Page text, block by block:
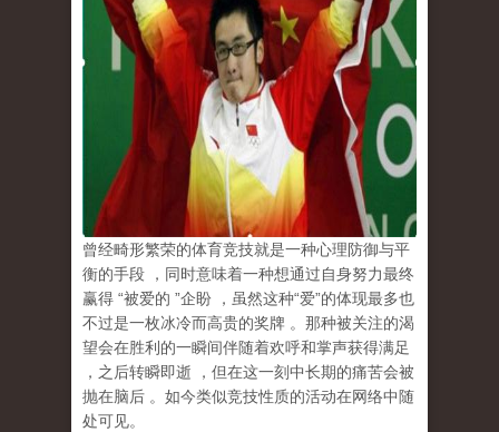
曾经畸形繁荣的体育竞技就是一种心理防御与平
衡的手段
，同时意味着一种想通过自身努力最终
赢得 “被爱的 ”企盼 ，虽然这种“爱”的体现最多也
不过是一枚冰冷而高贵的奖牌 。那种被关注的渴
望会在胜利的一瞬间伴随着欢呼和掌声获得满足
，之后转瞬即逝
，但在这一刻中长期的痛苦会被
抛在脑后 。如今类似竞技性质的活动在网络中随
处可见。